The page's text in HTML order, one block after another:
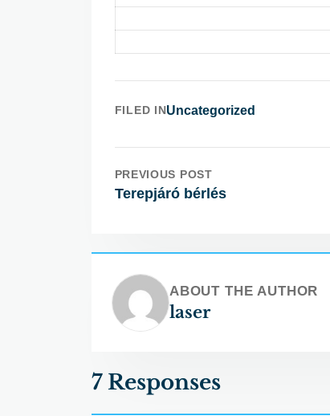
FILED INUncategorized
PREVIOUS POST
Terepjáró bérlés
ABOUT THE AUTHOR
laser
7 Responses